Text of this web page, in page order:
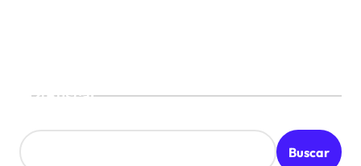
d
Buscar
Buscar